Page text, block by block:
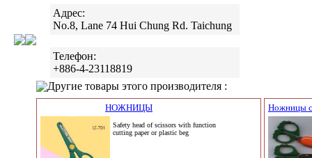
Адрес:
No.8, Lane 74 Hui Chung Rd. Taichung
Телефон:
+886-4-23118819
Другие товары этого производителя :
НОЖНИЦЫ
Safety head of scissors with function
cutting paper or plastic beg
Ножницы с